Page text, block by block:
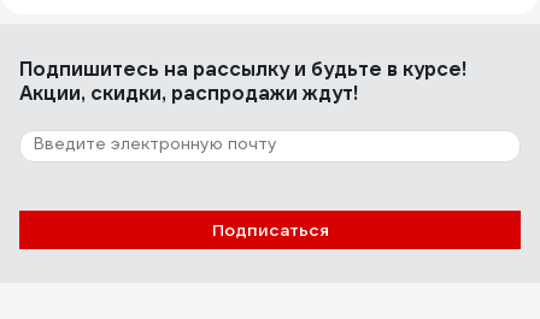
Подпишитесь на рассылкуи будьте в курсе!
Акции, скидки, распродажи ждут!
Подписаться